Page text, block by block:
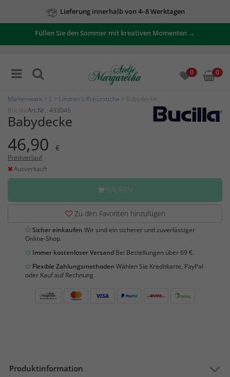
Lieferung innerhalb von 4–8 Werktagen
Füllen Sie den Sommer mit kreativen Momenten →
0 0
Markenware L Lindner's Kreuzstiche > Babydecke
Bucilla Art.Nr.: 433045
Babydecke
46,90 €
Preisverlauf
Ausverkauft
KAUFEN
Zu den Favoriten hinzufügen
Sicher einkaufen Wir sind ein sicherer und zuverlässiger
Online-Shop.
Immer kostenloser Versand Bei Bestellungen über 69 €.
Flexible Zahlungsmethoden Wählen Sie Kreditkarte, PayPal
oder Kauf auf Rechnung
Produktinformation